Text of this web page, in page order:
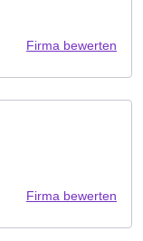
Firma bewerten
Firma bewerten